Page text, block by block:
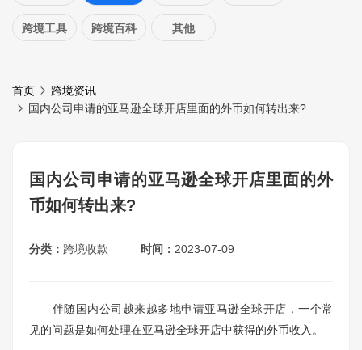
跨境工具 跨境百科 其他
首页
跨境资讯
国内公司申请的亚马逊全球开店里面的外币如何转出来?
国内公司申请的亚马逊全球开店里面的外
币如何转出来?
分类： 跨境收款 时间： 2023-07-09
伴随国内公司越来越多地申请亚马逊全球开店，一个常
见的问题是如何处理在亚马逊全球开店中获得的外币收入。